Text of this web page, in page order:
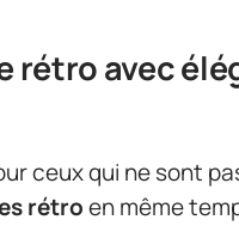
rétro avec
ceux qui ne sont
rétroen même